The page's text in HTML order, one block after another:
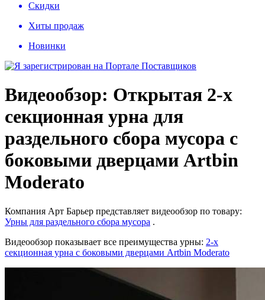
Скидки
Хиты продаж
Новинки
Видеообзор: Открытая 2-х
секционная урна для
раздельного сбора мусора с
боковыми дверцами Artbin
Moderato
Компания Арт Барьер представляет видеообзор по товару:
Урны для раздельного сбора мусора .
Видеообзор показывает все преимущества урны: 2-х
секционная урна с боковыми дверцами Artbin Moderato